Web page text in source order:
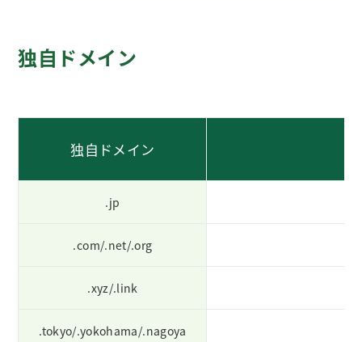
独自ドメイン
独自ドメイン
.jp
.com/.net/.org
.xyz/.link
.tokyo/.yokohama/.nagoya